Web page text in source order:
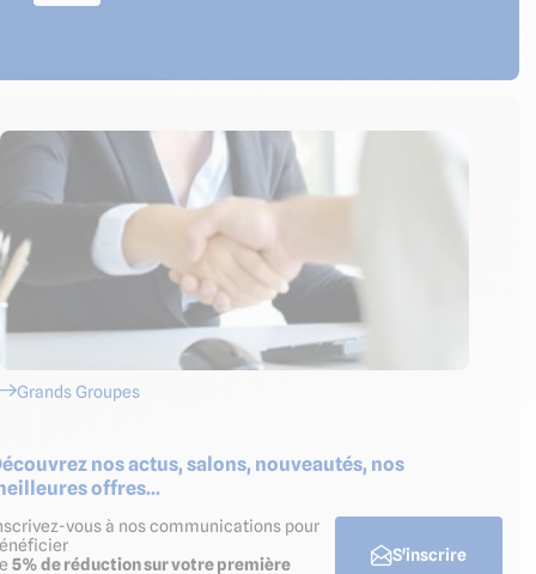
Grands Groupes
nos actus, salons, nouveautés, nos
offres...
vous à nos communications pour
5% de réduction sur votre première S'inscrire